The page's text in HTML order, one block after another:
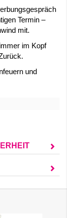
Termin –
mit.
im Kopf
und